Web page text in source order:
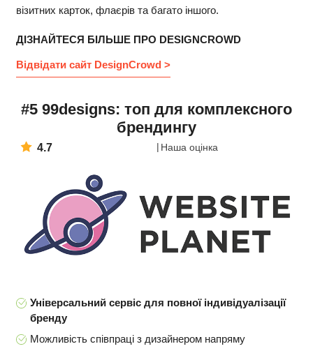
візитних карток, флаєрів та багато іншого.
ДІЗНАЙТЕСЯ БІЛЬШЕ ПРО DESIGNCROWD
Відвідати сайт DesignCrowd >
#5 99designs: топ для комплексного
брендингу
4.7 Наша оцінка
Універсальний сервіс для повної індивідуалізації
бренду
Можливість співпраці з дизайнером напряму